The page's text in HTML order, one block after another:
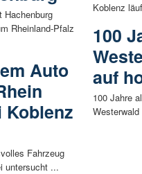
Hachenburg
Rheinland-Pfalz
Auto
Koblenz
Fahrzeug
untersucht ...
Koblenz
100
auf
100 Jahre